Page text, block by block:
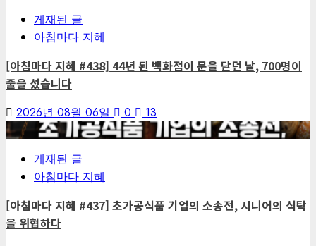
게재된 글
아침마다 지혜
[아침마다 지혜 #438] 44년 된 백화점이 문을 닫던 날, 700명이
줄을 섰습니다
2026년 08월 06일 0
13
6
게재된 글
아침마다 지혜
[아침마다 지혜 #437] 초가공식품 기업의 소송전, 시니어의 식탁
을 위협하다